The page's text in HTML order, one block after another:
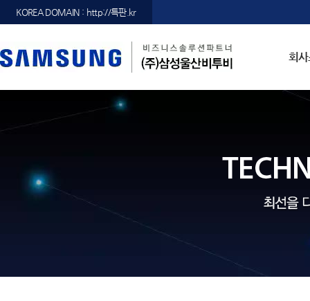
KOREA DOMAIN : http://특판.kr
회